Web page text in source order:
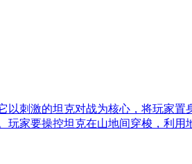
以刺激的坦克对战为核心，将玩家
家要操控坦克在山地间穿梭，利用